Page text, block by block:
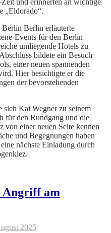
und erinnerten an wichtige
„Eldorado“.
Berlin erläuterte
Events für den Berlin
umliegende Hotels zu
bildete ein Besuch
einer neuen spannenden
Hier besichtigte er die
der bevorstehenden
sich Kai Wegner zu seinem
für den Rundgang und die
von einer neuen Seite kennen
und Begegnungen haben
nächste Einladung durch
Angriff am
2025